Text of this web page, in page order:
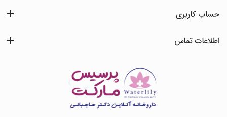
حساب کاربری
اطلاعات تماس